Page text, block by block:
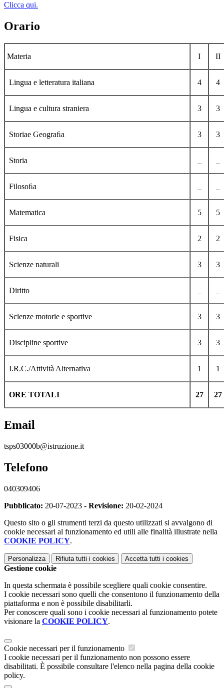
Clicca qui.
Orario
Materia I II
Lingua e letteratura italiana 4 4
Lingua e cultura straniera 3 3
Storiae Geograﬁa 3 3
Storia
Filosoﬁa
Matematica 5 5
Fisica 2 2
Scienze naturali 3 3
Diritto
Scienze motorie e sportive 3 3
Discipline sportive 3 3
I.R.C./Attività Alternativa 1 1
ORE TOTALI 27 27
Email
tsps03000b@istruzione.it
Telefono
040309406
Pubblicato: 20-07-2023 - Revisione: 20-02-2024
Questo sito o gli strumenti terzi da questo utilizzati si avvalgono di
cookie necessari al funzionamento ed utili alle finalità illustrate nella
COOKIE POLICY.
Personalizza Rifiuta tutti i cookies Accetta tutti i cookies
Gestione cookie
In questa schermata è possibile scegliere quali cookie consentire.
I cookie necessari sono quelli che consentono il funzionamento della
piattaforma e non è possibile disabilitarli.
Per conoscere quali sono i cookie necessari al funzionamento potete
visionare la COOKIE POLICY.
Cookie necessari per il funzionamento
I cookie necessari per il funzionamento non possono essere
disabilitati. È possibile consultare l'elenco nella pagina della cookie
policy.